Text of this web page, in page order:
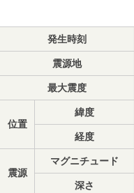
発生時刻
震源地
最大震度
位置
緯度
経度
震源
マグニチュード
深さ